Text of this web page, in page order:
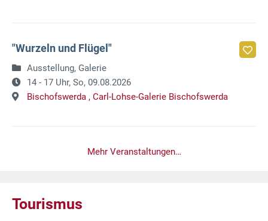
"Wurzeln und Flügel"
Ausstellung, Galerie
14 - 17 Uhr, So, 09.08.2026
Bischofswerda , Carl-Lohse-Galerie Bischofswerda
Mehr Veranstaltungen…
Tourismus